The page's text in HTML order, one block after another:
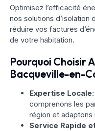
Optimisez l’efficacité
nos solutions d’isolation
réduire vos factures
de votre habitation.
Pourquoi Choisir
Bacqueville-en-
Expertise Locale
comprenons les
région et
Service Rapide